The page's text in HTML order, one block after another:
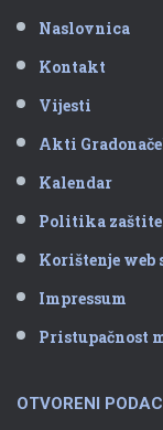
Naslovnica
Kontakt
Vijesti
Akti
Kalendar
Politika zaštite
Korištenje web
Impressum
Pristupačnost
OTVORENI